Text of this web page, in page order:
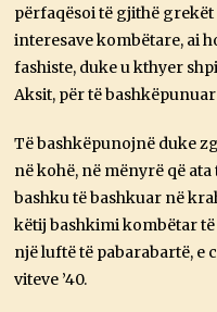
përfaqësoi të gjithë grekët
interesave kombëtare, ai
fashiste, duke u kthyer
Aksit, për të
Të bashkëpunojnë duke
në kohë, në mënyrë që
bashku të bashkuar në
këtij bashkimi kombëtar
një luftë të pabarabartë, e
viteve ’40.